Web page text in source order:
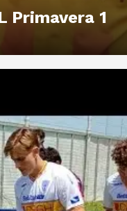
Primavera 1